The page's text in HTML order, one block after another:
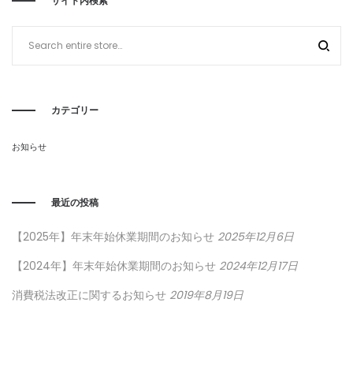
シ
カテゴリー
お知らせ
最近の投稿
【2025年】年末年始休業期間のお知らせ 2025年12月6日
【2024年】年末年始休業期間のお知らせ 2024年12月17日
消費税法改正に関するお知らせ 2019年8月19日